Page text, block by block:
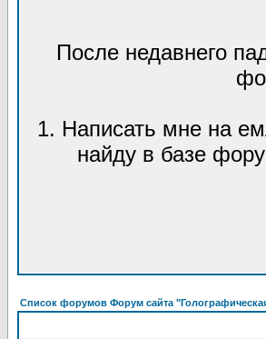
После недавнего
1. Написать мне на
найду в базе
Список форумов Форум сайта